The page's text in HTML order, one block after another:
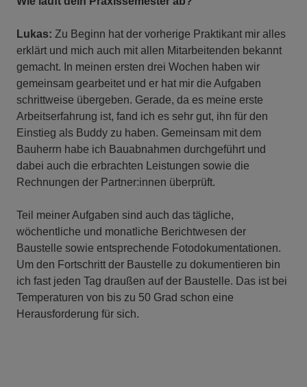
Lukas: Zu Beginn hat der vorherige Praktikant mir alles
erklärt und mich auch mit allen Mitarbeitenden bekannt
gemacht. In meinen ersten drei Wochen haben wir
gemeinsam gearbeitet und er hat mir die Aufgaben
schrittweise übergeben. Gerade, da es meine erste
Arbeitserfahrung ist, fand ich es sehr gut, ihn für den
Einstieg als Buddy zu haben. Gemeinsam mit dem
Bauherrn habe ich Bauabnahmen durchgeführt und
dabei auch die erbrachten Leistungen sowie die
Rechnungen der Partner:innen überprüft.
Teil meiner Aufgaben sind auch das tägliche,
wöchentliche und monatliche Berichtwesen der
Baustelle sowie entsprechende Fotodokumentationen.
Um den Fortschritt der Baustelle zu dokumentieren bin
ich fast jeden Tag draußen auf der Baustelle. Das ist bei
Temperaturen von bis zu 50 Grad schon eine
Herausforderung für sich.